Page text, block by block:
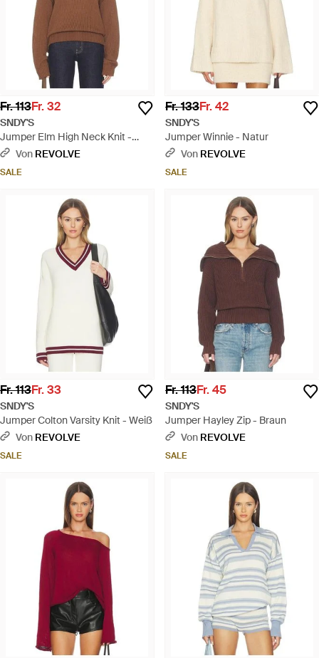
Fr. 113Fr. 32
SNDY'S
Jumper Elm High Neck Knit -
Braun
Von REVOLVE
SALE
Fr. 133Fr. 42
SNDY'S
Jumper Winnie - Natur
Von REVOLVE
SALE
Fr. 113Fr. 33
SNDY'S
Jumper Colton Varsity Knit - Weiß
Von REVOLVE
SALE
Fr. 113Fr. 45
SNDY'S
Jumper Hayley Zip - Braun
Von REVOLVE
SALE